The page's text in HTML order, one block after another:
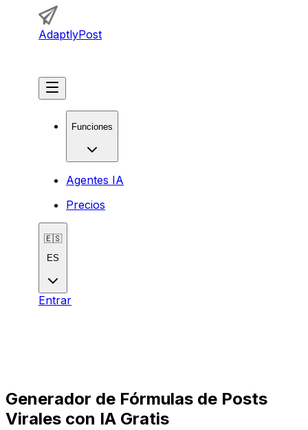
AdaptlyPost
Funciones
Agentes IA
Precios
🇪🇸
ES
Entrar
Generador de Fórmulas de Posts
Virales con IA Gratis